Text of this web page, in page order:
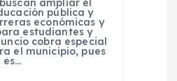
ampliar el
pública y
económicas y
estudiantes y
cobra especial
el municipio, pues
es…